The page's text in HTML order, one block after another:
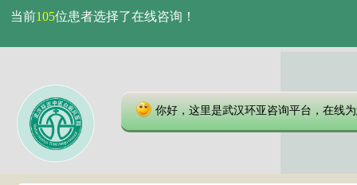
本
当前105位患者选择了在线咨询！
你好，这里是武汉环亚咨询平台，在线